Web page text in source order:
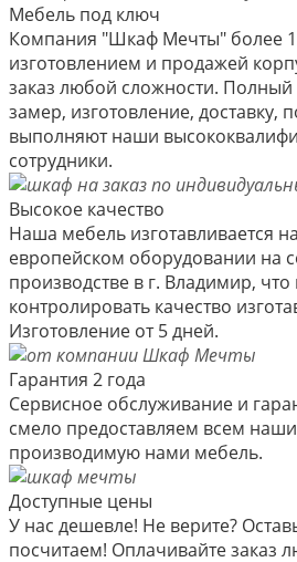
Мебель под ключ
Компания "Шкаф Мечты" более
изготовлением и продажей
заказ любой сложности. Полный
замер, изготовление, доставку,
выполняют наши
сотрудники.
Высокое качество
Наша мебель изготавливается
европейском оборудовании на
производстве в г. Владимир,
контролировать качество
Изготовление от 5 дней.
Гарантия 2 года
Сервисное обслуживание и
смело предоставляем всем
производимую нами мебель.
Доступные цены
У нас дешевле! Не верите?
посчитаем! Оплачивайте заказ